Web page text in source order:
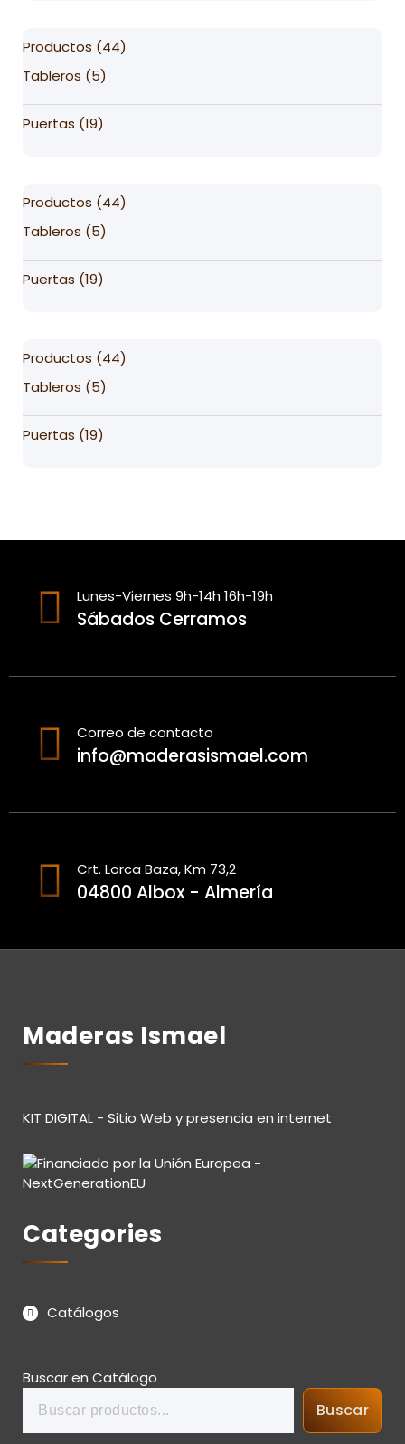
Productos 4444
Tableros 55
Puertas 1919
Productos 4444
Tableros 55
Puertas 1919
Productos 4444
Tableros 55
Puertas 1919
Lunes-Viernes 9h-14h 16h-19h
Sábados Cerramos
Correo de contacto
info@maderasismael.com
Crt. Lorca Baza, Km 73,2
04800 Albox - Almería
Maderas Ismael
KIT DIGITAL - Sitio Web y presencia en internet
Categories
Catálogos
Buscar en Catálogo
Buscar